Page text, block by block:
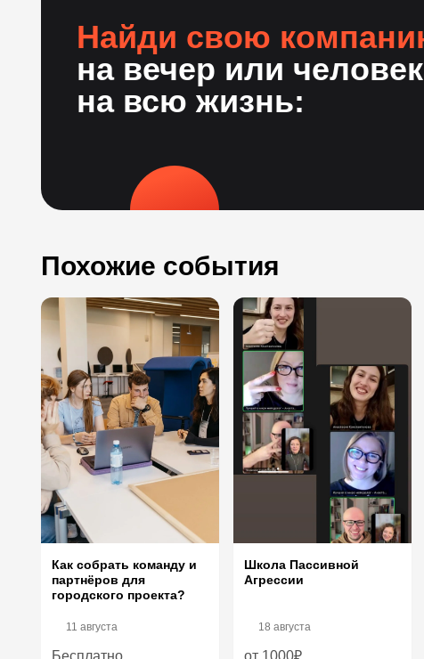
Найди свою
на вечер или
на всю жизнь:
Похожие события
Как собрать команду и
партнёров для
городского проекта?
11 августа
Школа Пассивной
Агрессии
18 августа